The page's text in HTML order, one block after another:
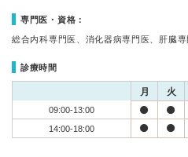
専門医・資格：
総合内科専門医、消化器病専門医、肝臓専
診療時間
月 火
09:00-13:00
14:00-18:00